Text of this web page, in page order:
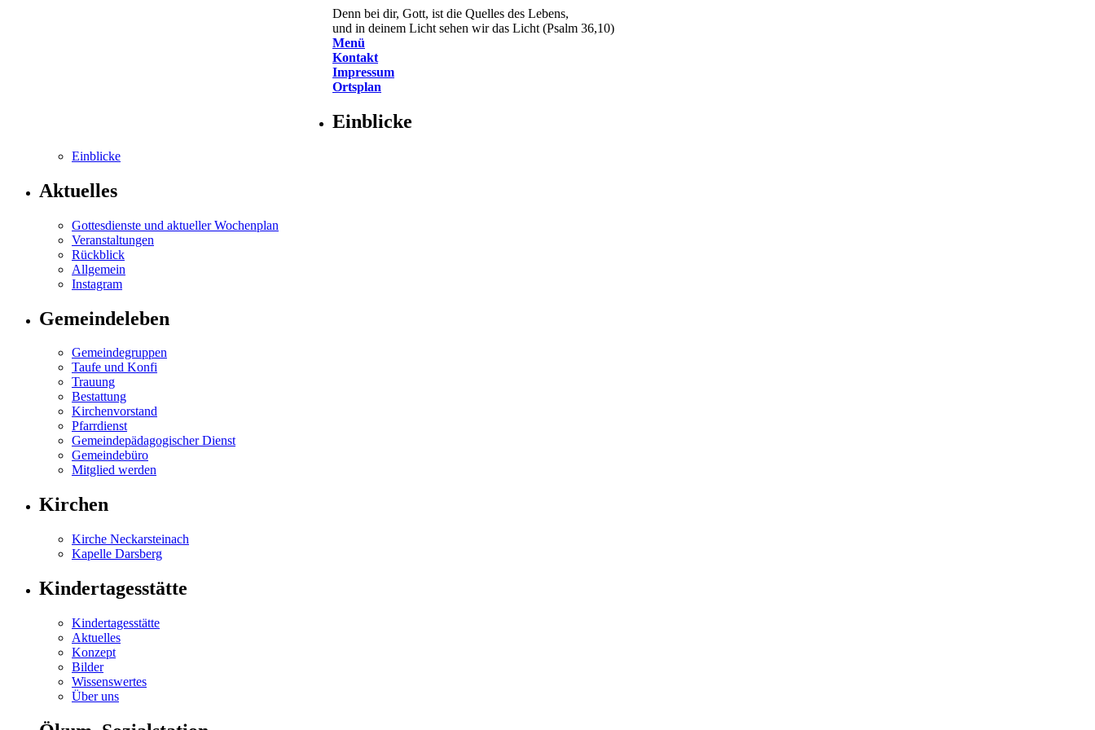
Denn bei dir, Gott, ist die Quelles des Lebens,
und in deinem Licht sehen wir das Licht (Psalm 36,10)
Menü
Kontakt
Impressum
Ortsplan
Einblicke
Einblicke
Aktuelles
Gottesdienste und aktueller Wochenplan
Veranstaltungen
Rückblick
Allgemein
Insta­gram
Gemeindeleben
Gemeindegruppen
Taufe und Konfi
Trauung
Bestattung
Kirchenvorstand
Pfarrdienst
Gemeinde­päda­go­gischer Dienst
Gemeindebüro
Mitglied werden
Kirchen
Kirche Neckarsteinach
Kapelle Darsberg
Kindertagesstätte
Kindertagesstätte
Aktuelles
Konzept
Bilder
Wissenswertes
Über uns